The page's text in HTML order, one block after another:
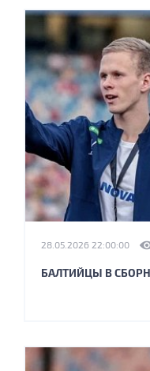
28.05.2026 22:00:00
БАЛТИЙЦЫ В